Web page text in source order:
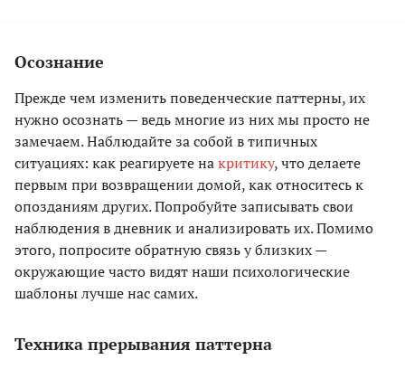
Осознание
Прежде чем изменить поведенческие паттерны, их
нужно осознать — ведь многие из них мы просто не
замечаем. Наблюдайте за собой в типичных
ситуациях: как реагируете накритику, что делаете
первым при возвращении домой, как относитесь к
опозданиям других. Попробуйте записывать свои
наблюдения в дневник и анализировать их. Помимо
этого, попросите обратную связь у близких —
окружающие часто видят наши психологические
шаблоны лучше нас самих.
Техника прерывания паттерна